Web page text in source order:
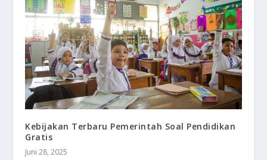
Kebijakan Terbaru Pemerintah Soal Pendidikan
Gratis
Juni 28, 2025